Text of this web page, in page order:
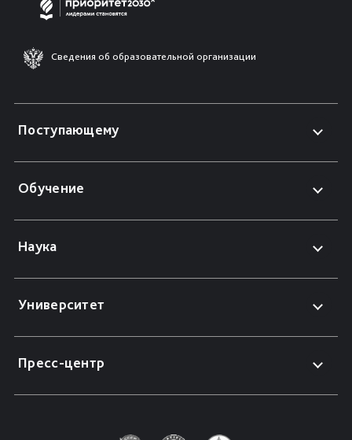
Сведения об образовательной организации
Поступающему
Обучение
Наука
Университет
Пресс-центр